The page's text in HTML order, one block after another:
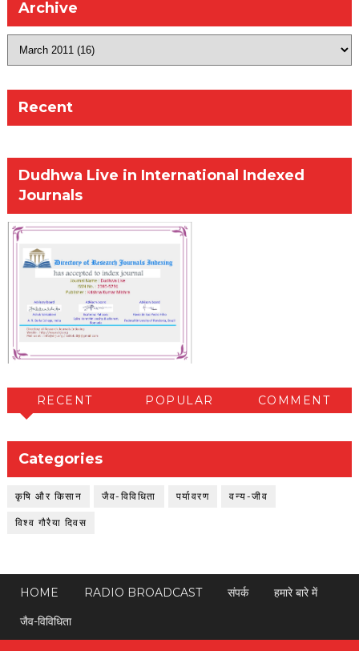
Archive
Recent
Dudhwa Live in International Indexed
Journals
RECENT POPULAR COMMENT
Categories
कृषि और किसान जैव-विविधिता पर्यावरण वन्य-जीव
विश्व गौरैया दिवस
HOME RADIO BROADCAST संपर्क
हमारे बारे में
जैव-विविधिता